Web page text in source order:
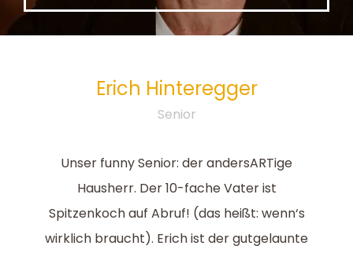
Erich Hinteregger
Senior
Unser funny Senior: der andersARTige
Hausherr. Der 10-fache Vater ist
Spitzenkoch auf Abruf! (das heißt: wenn‘s
wirklich braucht). Erich ist der gutgelaunte